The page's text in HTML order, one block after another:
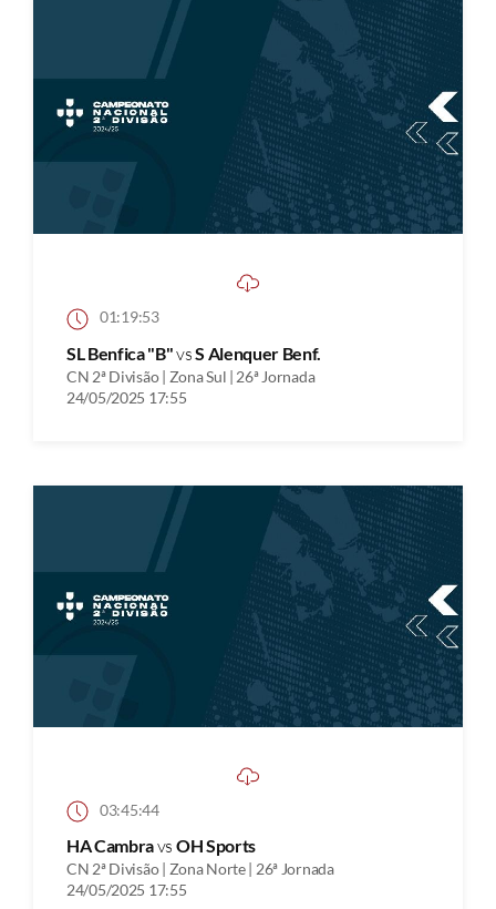
01:19:53
SL Benfica "B"vsS Alenquer Benf.
CN 2ª Divisão | Zona Sul | 26ª Jornada
24/05/2025 17:55
03:45:44
HA Cambravs OH Sports
CN 2ª Divisão | Zona Norte | 26ª Jornada
24/05/2025 17:55